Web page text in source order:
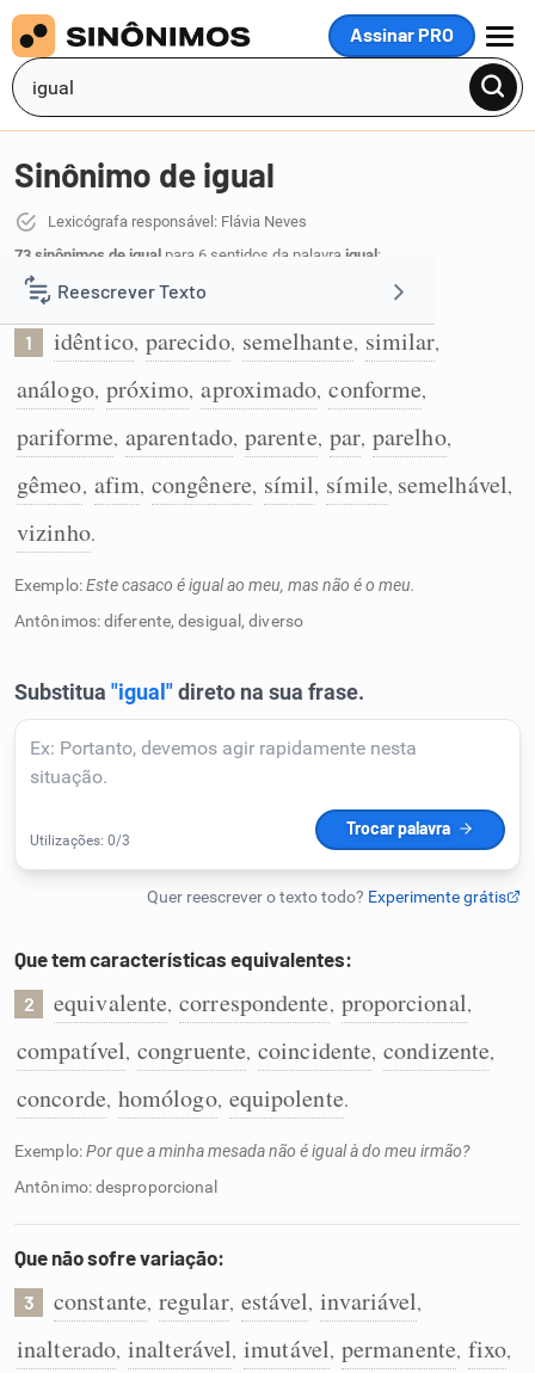
Assinar PRO
MENU
Reescrever Texto
Resumir Texto
Corrigir Texto
Detector de IA
Cata-letras
Conexões
Caça-palavras
Dicionário
Sinônimos
Sinônimo de igual
Lexicógrafa responsável: Flávia Neves
73 sinônimos de igual para 6 sentidos da palavra igual:
Que não apresenta diferenças:
1 idêntico, parecido, semelhante, similar,
análogo, próximo, aproximado, conforme,
pariforme, aparentado, parente, par, parelho,
gêmeo, afim, congênere, símil, símile, semelhável,
vizinho.
Exemplo:Este casaco é igual ao meu, mas não é o meu.
Antônimos: diferente, desigual, diverso
Que tem características equivalentes:
2 equivalente, correspondente, proporcional,
compatível, congruente, coincidente, condizente,
concorde, homólogo, equipolente.
Exemplo:Por que a minha mesada não é igual à do meu irmão?
Antônimo: desproporcional
Que não sofre variação:
3 constante, regular, estável, invariável,
inalterado, inalterável, imutável, permanente, fixo,